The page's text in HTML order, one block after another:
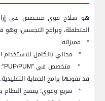
هو سلاح قوي متخصص في إزالة
المتطفلة، وبرامج التجسس،
* مميزاته:
* مجاني بالكامل
*
متخصص في "PUP/PUM
قد تفوتها برامج الحماية التقليدية.
* سريع وقوي: يمسح النظام